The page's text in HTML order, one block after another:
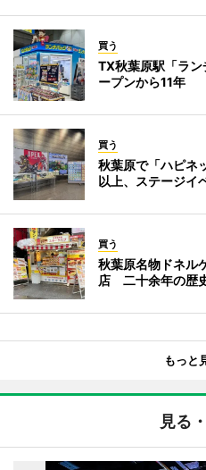
買う
TX秋葉原駅「ラ
ープンから11年
買う
秋葉原で「ハピ
以上、ステージイ
買う
秋葉原名物ドネル
店 二十余年の歴
もっと
見る